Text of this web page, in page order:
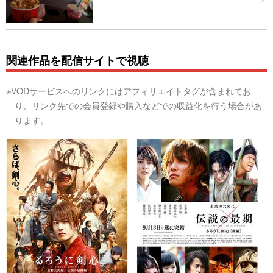
関連作品を配信サイトで視聴
※VODサービスへのリンクにはアフィリエイトタグが含まれてお
り、リンク先での会員登録や購入などでの収益化を行う場合があ
ります。